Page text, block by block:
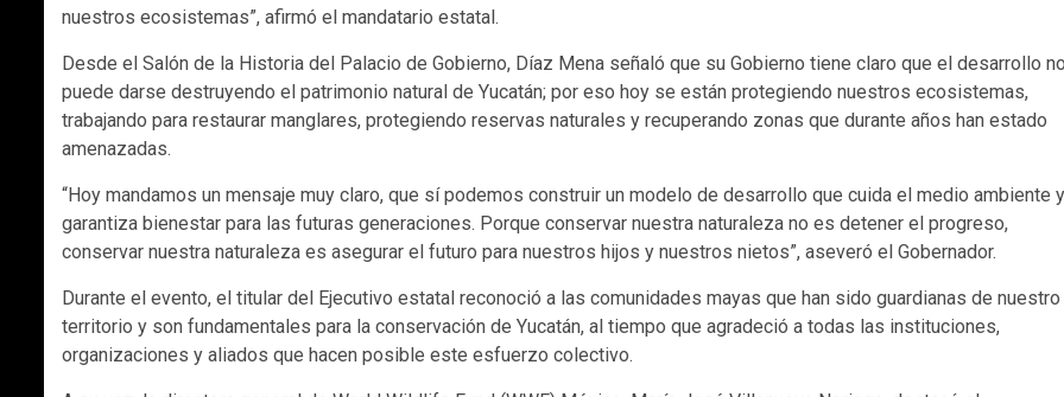
nuestros ecosistemas”, afirmó el mandatario estatal.
Desde el Salón de la Historia del Palacio de Gobierno, Díaz Mena señaló que su Gobierno tiene claro que el desarrollo no
puede darse destruyendo el patrimonio natural de Yucatán; por eso hoy se están protegiendo nuestros ecosistemas,
trabajando para restaurar manglares, protegiendo reservas naturales y recuperando zonas que durante años han estado
amenazadas.
“Hoy mandamos un mensaje muy claro, que sí podemos construir un modelo de desarrollo que cuida el medio ambiente y
garantiza bienestar para las futuras generaciones. Porque conservar nuestra naturaleza no es detener el progreso,
conservar nuestra naturaleza es asegurar el futuro para nuestros hijos y nuestros nietos”, aseveró el Gobernador.
Durante el evento, el titular del Ejecutivo estatal reconoció a las comunidades mayas que han sido guardianas de nuestro
territorio y son fundamentales para la conservación de Yucatán, al tiempo que agradeció a todas las instituciones,
organizaciones y aliados que hacen posible este esfuerzo colectivo.